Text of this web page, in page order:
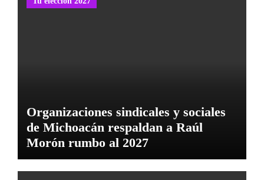
Organizaciones sindicales y sociales
de Michoacán respaldan a Raúl
Morón rumbo al 2027